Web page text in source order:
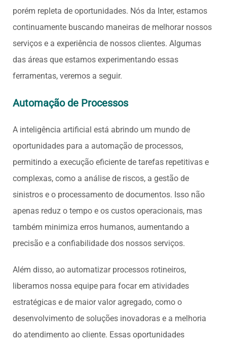
porém repleta de oportunidades. Nós da Inter, estamos
continuamente buscando maneiras de melhorar nossos
serviços e a experiência de nossos clientes. Algumas
das áreas que estamos experimentando essas
ferramentas, veremos a seguir.
Automação de Processos
A inteligência artificial está abrindo um mundo de
oportunidades para a automação de processos,
permitindo a execução eficiente de tarefas repetitivas e
complexas, como a análise de riscos, a gestão de
sinistros e o processamento de documentos. Isso não
apenas reduz o tempo e os custos operacionais, mas
também minimiza erros humanos, aumentando a
precisão e a confiabilidade dos nossos serviços.
Além disso, ao automatizar processos rotineiros,
liberamos nossa equipe para focar em atividades
estratégicas e de maior valor agregado, como o
desenvolvimento de soluções inovadoras e a melhoria
do atendimento ao cliente. Essas oportunidades